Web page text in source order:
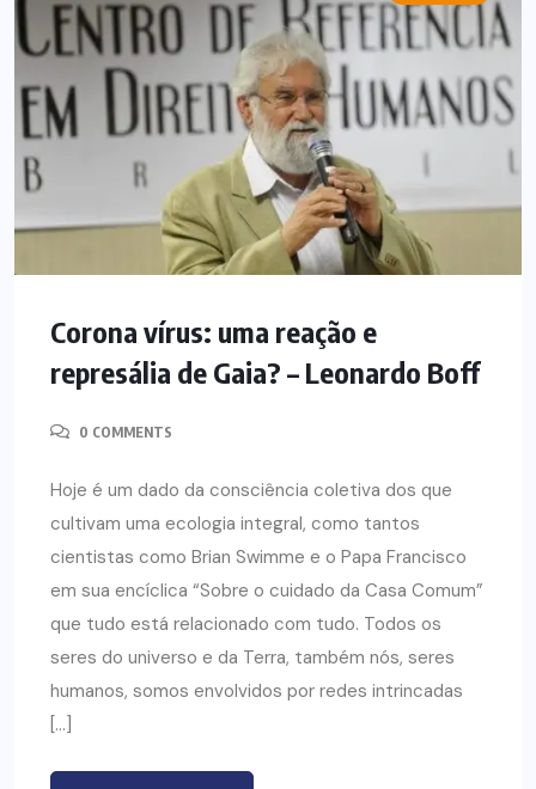
Corona vírus: uma reação e
represália de Gaia? – Leonardo Boff
0 COMMENTS
Hoje é um dado da consciência coletiva dos que
cultivam uma ecologia integral, como tantos
cientistas como Brian Swimme e o Papa Francisco
em sua encíclica “Sobre o cuidado da Casa Comum”
que tudo está relacionado com tudo. Todos os
seres do universo e da Terra, também nós, seres
humanos, somos envolvidos por redes intrincadas
[…]